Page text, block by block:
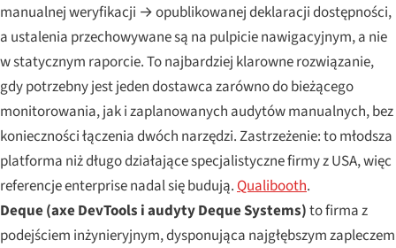
manualnej weryfikacji → opublikowanej deklaracji dostępności,
a ustalenia przechowywane są na pulpicie nawigacyjnym, a nie
w statycznym raporcie. To najbardziej klarowne rozwiązanie,
gdy potrzebny jest jeden dostawca zarówno do bieżącego
monitorowania, jak i zaplanowanych audytów manualnych, bez
konieczności łączenia dwóch narzędzi. Zastrzeżenie: to młodsza
platforma niż długo działające specjalistyczne firmy z USA, więc
referencje enterprise nadal się budują. Qualibooth.
Deque (axe DevTools i audyty Deque Systems)to firma z
podejściem inżynieryjnym, dysponująca najgłębszym zapleczem